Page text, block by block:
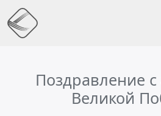
Поздравление
Великой